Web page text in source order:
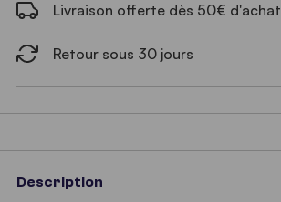
Livraison offerte dès 50€ d'achat
Retour sous 30 jours
Description